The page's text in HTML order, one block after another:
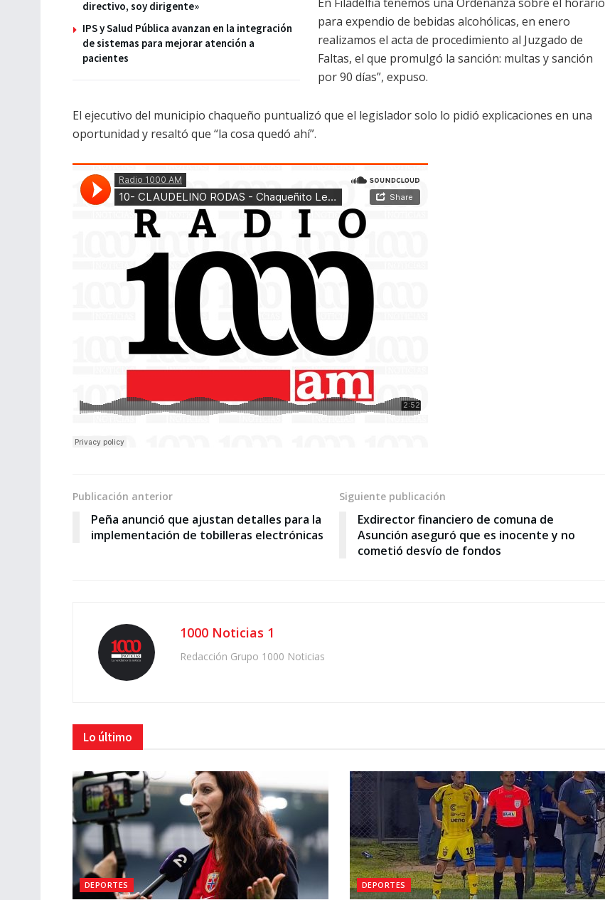
directivo, soy dirigente»
IPS y Salud Pública avanzan en la integración
de sistemas para mejorar atención a
pacientes
para expendio de bebidas alcohólicas, en enero
realizamos el acta de procedimiento al Juzgado de
Faltas, el que promulgó la sanción: multas y sanción
por 90 días”, expuso.
El ejecutivo del municipio chaqueño puntualizó que el legislador solo lo pidió explicaciones en una
oportunidad y resaltó que “la cosa quedó ahí”.
Publicación anterior
Peña anunció que ajustan detalles para la
implementación de tobilleras electrónicas
Siguiente publicación
Exdirector financiero de comuna de
Asunción aseguró que es inocente y no
cometió desvío de fondos
1000 Noticias 1
Redacción Grupo 1000 Noticias
Lo último
DEPORTES DEPORTES